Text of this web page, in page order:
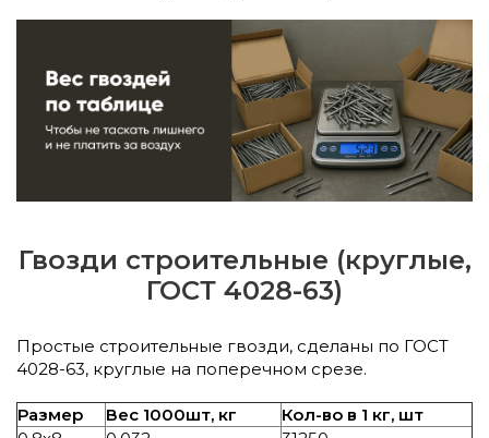
Гвозди строительные (круглые,
ГОСТ 4028-63)
Простые строительные гвозди, сделаны по ГОСТ
4028-63, круглые на поперечном срезе.
Размер Вес 1000шт, кг
Кол-во в 1 кг, шт